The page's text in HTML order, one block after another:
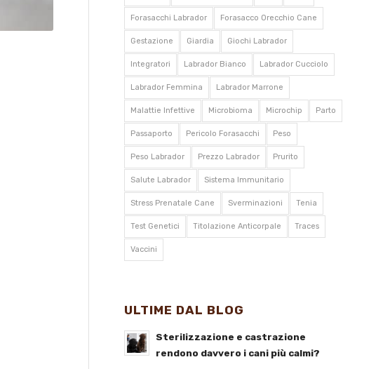
Forasacchi Labrador Forasacco Orecchio Cane
Gestazione Giardia Giochi Labrador
Integratori Labrador Bianco Labrador Cucciolo
Labrador Femmina Labrador Marrone
Malattie Infettive Microbioma Microchip Parto
Passaporto Pericolo Forasacchi Peso
Peso Labrador Prezzo Labrador Prurito
Salute Labrador Sistema Immunitario
Stress Prenatale Cane Sverminazioni Tenia
Test Genetici Titolazione Anticorpale Traces
Vaccini
ULTIME DAL BLOG
Sterilizzazione e castrazione
rendono davvero i cani più calmi?